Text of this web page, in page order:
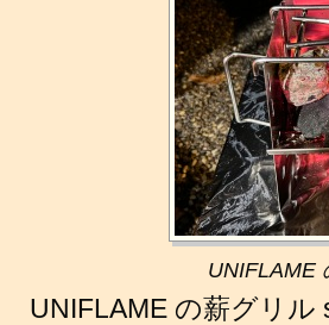
UNIFLAME
UNIFLAME の薪グリ